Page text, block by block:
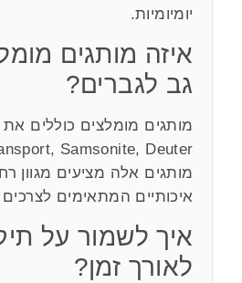
יומיומיות.
איזה מותגים
גב לגברים?
מותגים אלה מציעים מגוון
איכותיים המתאימים לצרכים
איך לשמור על
לאורך זמן?